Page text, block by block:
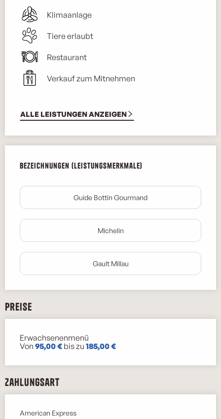
Klimaanlage
Tiere erlaubt
Restaurant
Verkauf zum Mitnehmen
ALLE LEISTUNGEN ANZEIGEN
Bezeichnungen (Leistungsmerkmale)
Bezeichnungen (Leistungsmerkmale)
Guide Bottin Gourmand
Michelin
Gault Millau
Preise
Preise 2026
Erwachsenenmenü
Von 95,00 € bis zu 185,00 €
Zahlungsart
American Express